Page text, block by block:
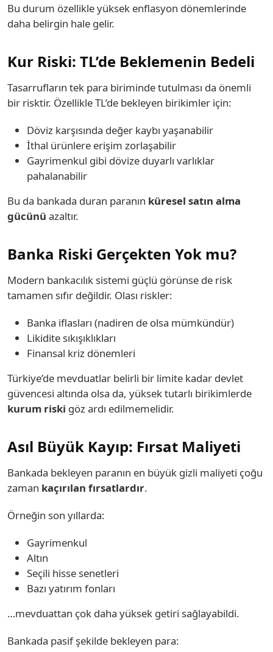
Bu durum özellikle yüksek enflasyon dönemlerinde
daha belirgin hale gelir.
Kur Riski: TL’de Beklemenin Bedeli
Tasarrufların tek para biriminde tutulması da önemli
bir risktir. Özellikle TL’de bekleyen birikimler için:
Döviz karşısında değer kaybı yaşanabilir
İthal ürünlere erişim zorlaşabilir
Gayrimenkul gibi dövize duyarlı varlıklar
pahalanabilir
Bu da bankada duran paranın küresel satın alma
gücünü azaltır.
Banka Riski Gerçekten Yok mu?
Modern bankacılık sistemi güçlü görünse de risk
tamamen sıfır değildir. Olası riskler:
Banka iflasları (nadiren de olsa mümkündür)
Likidite sıkışıklıkları
Finansal kriz dönemleri
Türkiye’de mevduatlar belirli bir limite kadar devlet
güvencesi altında olsa da, yüksek tutarlı birikimlerde
kurum riski göz ardı edilmemelidir.
Asıl Büyük Kayıp: Fırsat Maliyeti
Bankada bekleyen paranın en büyük gizli maliyeti çoğu
zaman kaçırılan fırsatlardır.
Örneğin son yıllarda:
Gayrimenkul
Altın
Seçili hisse senetleri
Bazı yatırım fonları
…mevduattan çok daha yüksek getiri sağlayabildi.
Bankada pasif şekilde bekleyen para: